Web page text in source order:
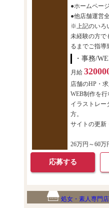
●ホームペー
●他店舗運営
※上記のいろ
未経験の方で
るまでご指導
・事務/
月給
店舗のHP・
WEB制作を行
イラストレー
方。
サイトの更新
26万円～60万
応募する
処女・素人専門